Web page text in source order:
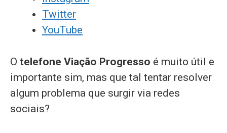
Twitter
YouTube
O telefone Viação Progresso é muito útil e
importante sim, mas que tal tentar resolver
algum problema que surgir via redes
sociais?